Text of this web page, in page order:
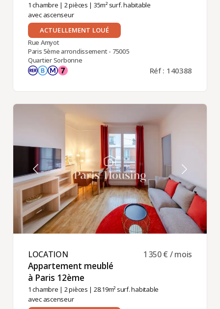
1 chambre | 2 pièces | 35m² surf. habitable
avec ascenseur
ACTUELLEMENT LOUÉ
Rue Amyot
Paris 5ème arrondissement - 75005
Quartier Sorbonne
Réf : 140388
LOCATION ​
Appartement meublé
à Paris 12ème ​
1 chambre | 2 pièces | 28.19m² surf. habitable
avec ascenseur
1 350 € / mois